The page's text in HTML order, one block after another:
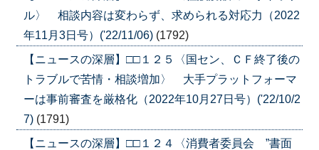
ル〉 相談内容は変わらず、求められる対応力（2022
年11月3日号）('22/11/06) (1792)
【ニュースの深層】□□１２５〈国セン、ＣＦ終了後の
トラブルで苦情・相談増加〉 大手プラットフォーマ
ーは事前審査を厳格化（2022年10月27日号）('22/10/2
7) (1791)
【ニュースの深層】□□１２４〈消費者委員会 ”書面